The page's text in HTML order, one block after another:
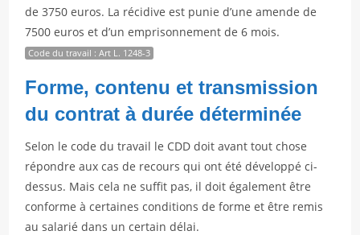
de 3750 euros. La récidive est punie d’une amende de
7500 euros et d’un emprisonnement de 6 mois.
Code du travail : Art L. 1248-3
Forme, contenu et transmission
du contrat à durée déterminée
Selon le code du travail le CDD doit avant tout chose
répondre aux cas de recours qui ont été développé ci-
dessus. Mais cela ne suffit pas, il doit également être
conforme à certaines conditions de forme et être remis
au salarié dans un certain délai.